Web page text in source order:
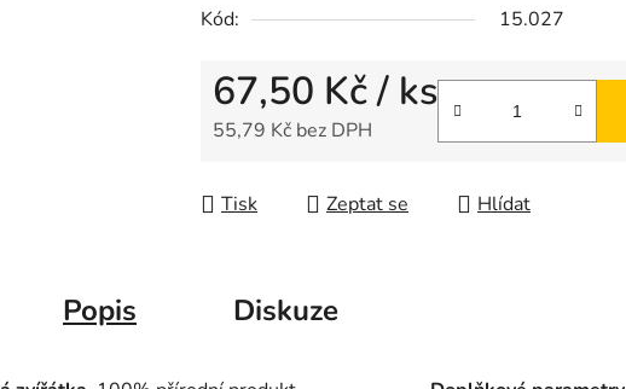
Kód:
15.027
67,50 Kč/ ks
55,79 Kč bez DPH
Tisk Zeptat se Hlídat
Popis Diskuze